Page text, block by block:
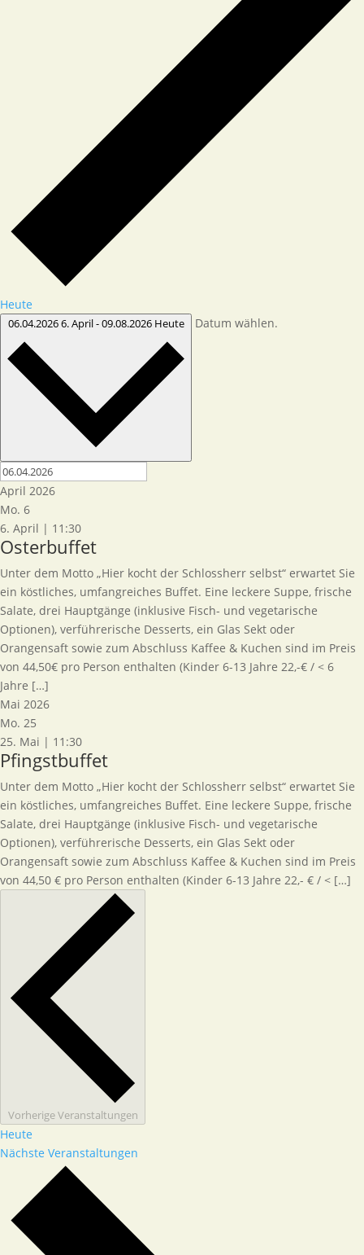
Heute
06.04.20266. April-09.08.2026 Heute Datum wählen.
April 2026
Mo. 6
6. April | 11:30
Osterbuffet
Unter dem Motto „Hier kocht der Schlossherr selbst“ erwartet Sie
ein köstliches, umfangreiches Buffet. Eine leckere Suppe, frische
Salate, drei Hauptgänge (inklusive Fisch- und vegetarische
Optionen), verführerische Desserts, ein Glas Sekt oder
Orangensaft sowie zum Abschluss Kaffee & Kuchen sind im Preis
von 44,50€ pro Person enthalten (Kinder 6-13 Jahre 22,-€ / < 6
Jahre […]
Mai 2026
Mo. 25
25. Mai | 11:30
Pfingstbuffet
Unter dem Motto „Hier kocht der Schlossherr selbst“ erwartet Sie
ein köstliches, umfangreiches Buffet. Eine leckere Suppe, frische
Salate, drei Hauptgänge (inklusive Fisch- und vegetarische
Optionen), verführerische Desserts, ein Glas Sekt oder
Orangensaft sowie zum Abschluss Kaffee & Kuchen sind im Preis
von 44,50 € pro Person enthalten (Kinder 6-13 Jahre 22,- € / < […]
VorherigeVeranstaltungen
Heute
Nächste Veranstaltungen